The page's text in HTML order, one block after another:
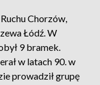
Chorzów,
Łódź. W
9 bramek.
w latach 90. w
prowadził grupę